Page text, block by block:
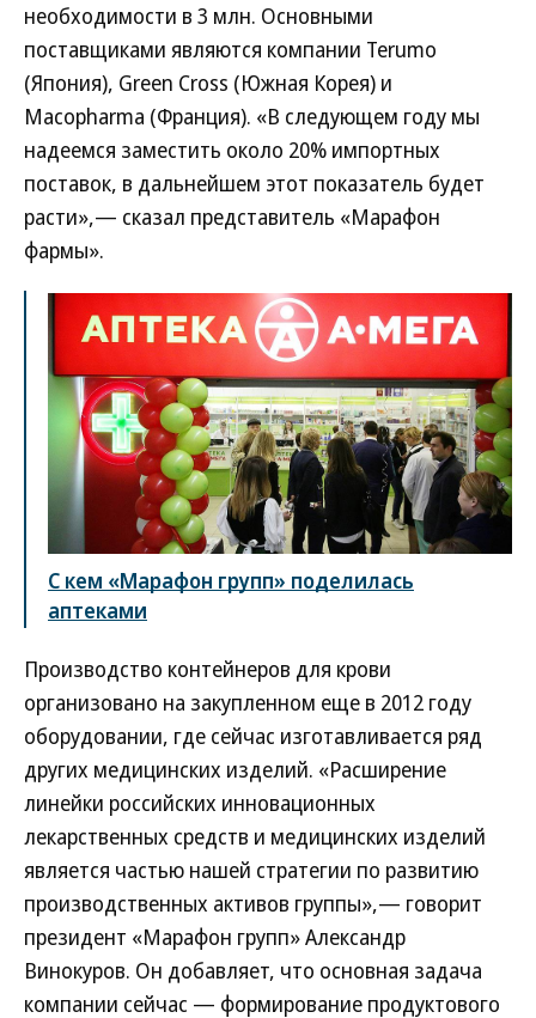
необходимости в 3 млн. Основными
поставщиками являются компании Terumo
(Япония), Green Cross (Южная Корея) и
Macopharma (Франция). «В следующем году мы
надеемся заместить около 20% импортных
поставок, в дальнейшем этот показатель будет
расти»,— сказал представитель «Марафон
фармы».
С кем «Марафон групп» поделилась
аптеками
Производство контейнеров для крови
организовано на закупленном еще в 2012 году
оборудовании, где сейчас изготавливается ряд
других медицинских изделий. «Расширение
линейки российских инновационных
лекарственных средств и медицинских изделий
является частью нашей стратегии по развитию
производственных активов группы»,— говорит
президент «Марафон групп» Александр
Винокуров. Он добавляет, что основная задача
компании сейчас — формирование продуктового